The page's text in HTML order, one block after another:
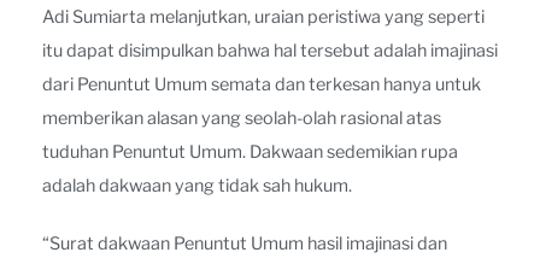
Adi Sumiarta melanjutkan, uraian peristiwa yang seperti
itu dapat disimpulkan bahwa hal tersebut adalah imajinasi
dari Penuntut Umum semata dan terkesan hanya untuk
memberikan alasan yang seolah-olah rasional atas
tuduhan Penuntut Umum. Dakwaan sedemikian rupa
adalah dakwaan yang tidak sah hukum.
“Surat dakwaan Penuntut Umum hasil imajinasi dan